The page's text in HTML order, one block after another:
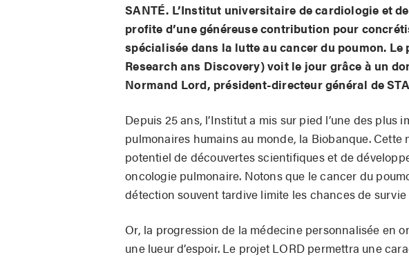
SANTÉ. L’Institut universitaire de cardiologie et
profite d’une généreuse contribution pour
spécialisée dans la lutte au cancer du poumon.
Research ans Discovery) voit le jour grâce à un
Normand Lord, président-directeur général de
Depuis 25 ans, l’Institut a mis sur pied l’une des
pulmonaires humains au monde, la Biobanque.
potentiel de découvertes scientifiques et de
oncologie pulmonaire. Notons que le cancer du
détection souvent tardive limite les chances de
Or, la progression de la médecine personnalisée en
une lueur d’espoir. Le projet LORD permettra une